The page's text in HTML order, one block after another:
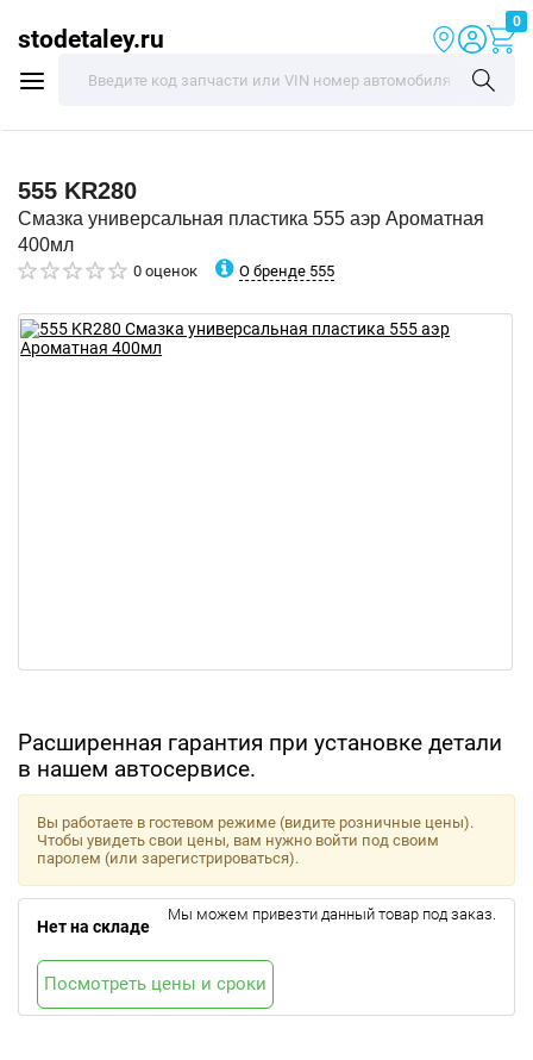
stodetaley.ru
0
555 KR280
Смазка универсальная пластика 555 аэр Ароматная
400мл
0 оценок О бренде 555
Расширенная гарантия при установке детали
в нашем автосервисе.
Вы работаете в гостевом режиме (видите розничные цены).
Чтобы увидеть свои цены, вам нужно войти под своим
паролем (или зарегистрироваться).
Нет на складе
Мы можем привезти данный товар под заказ.
Посмотреть цены и сроки